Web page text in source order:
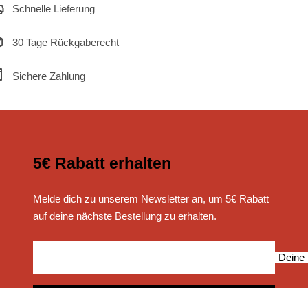
Schnelle Lieferung
30 Tage Rückgaberecht
Sichere Zahlung
5€ Rabatt erhalten
Melde dich zu unserem Newsletter an, um 5€ Rabatt
auf deine nächste Bestellung zu erhalten.
Deine